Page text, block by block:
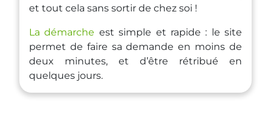
et tout cela sans sortir de chez soi !
La démarche est simple et rapide : le site
permet de faire sa demande en moins de
deux minutes, et d’être rétribué en
quelques jours.